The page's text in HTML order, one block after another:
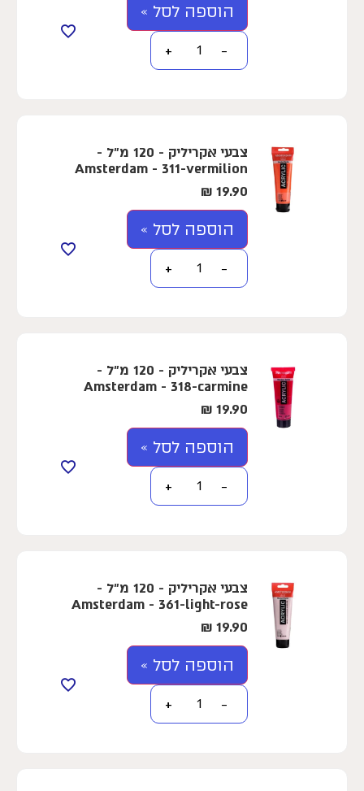
הוספה לסל »
−
+
צבעי אקריליק - 120 מ"ל -
Amsterdam - 311-vermilion
19.90
₪
הוספה לסל »
−
+
צבעי אקריליק - 120 מ"ל -
Amsterdam - 318-carmine
19.90
₪
הוספה לסל »
−
+
צבעי אקריליק - 120 מ"ל -
Amsterdam - 361-light-rose
19.90
₪
הוספה לסל »
−
+